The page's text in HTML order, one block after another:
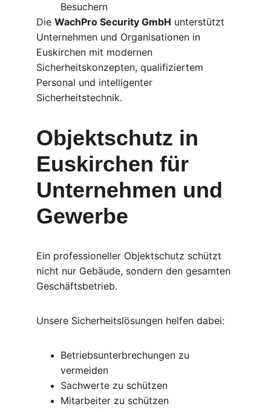
Besuchern
Die WachPro Security GmbH unterstützt
Unternehmen und Organisationen in
Euskirchen mit modernen
Sicherheitskonzepten, qualifiziertem
Personal und intelligenter
Sicherheitstechnik.
Objektschutz in
Euskirchen für
Unternehmen und
Gewerbe
Ein professioneller Objektschutz schützt
nicht nur Gebäude, sondern den gesamten
Geschäftsbetrieb.
Unsere Sicherheitslösungen helfen dabei:
Betriebsunterbrechungen zu
vermeiden
Sachwerte zu schützen
Mitarbeiter zu schützen